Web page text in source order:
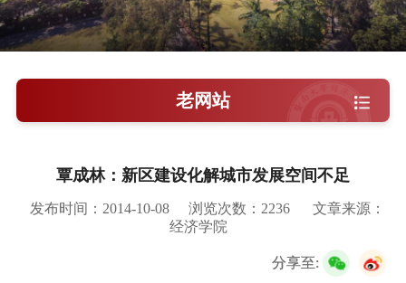
师资队伍
科学研究
教学培养
学院党建
人才引进
老网站
覃成林：新区建设化解城市发展空间不足
发布时间：2014-10-08 浏览次数： 2236
文章来源：
经济学院
分享至: